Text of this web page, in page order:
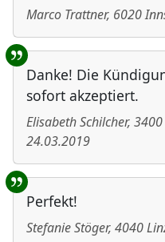
Marco Trattner, 6020
Danke! Die
sofort akzeptiert.
Elisabeth Schilcher, 3400
24.03.2019
Perfekt!
Stefanie Stöger, 4040